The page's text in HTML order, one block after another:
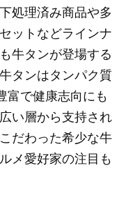
処理済み商品や多
ットなどラインナ
牛タンが登場する
タンはタンパク質
富で健康志向にも
い層から支持され
だわった希少な牛
メ愛好家の注目も